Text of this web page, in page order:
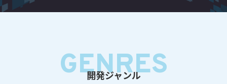
GENRES
開発ジャンル